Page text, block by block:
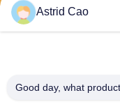
Astrid Cao
Good day, what